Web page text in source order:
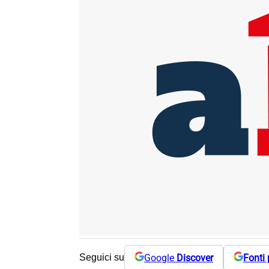
Seguici su Google Discover Fonti